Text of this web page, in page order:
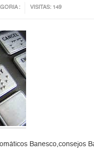
: VISITAS: 149
Banesco,consejos